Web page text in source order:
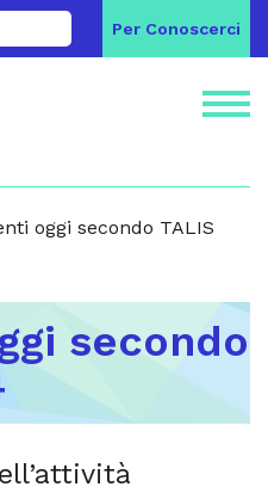
Per Conoscerci
oggi secondo TALIS
secondo